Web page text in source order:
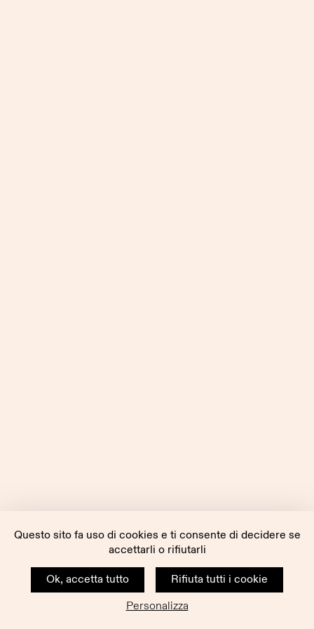
Questo sito fa uso di cookies e ti consente di decidere se
accettarli o rifiutarli
Ok, accetta tutto
Rifiuta tutti i cookie
Personalizza